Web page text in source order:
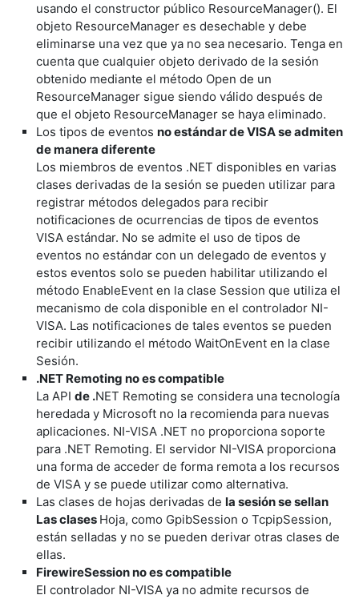
usando el constructor público ResourceManager(). El
objeto ResourceManager es desechable y debe
eliminarse una vez que ya no sea necesario. Tenga en
cuenta que cualquier objeto derivado de la sesión
obtenido mediante el método Open de un
ResourceManager sigue siendo válido después de
que el objeto ResourceManager se haya eliminado.
Los tipos de eventos no estándar de VISA se admiten
de manera diferente
Los miembros de eventos .NET disponibles en varias
clases derivadas de la sesión se pueden utilizar para
registrar métodos delegados para recibir
notificaciones de ocurrencias de tipos de eventos
VISA estándar. No se admite el uso de tipos de
eventos no estándar con un delegado de eventos y
estos eventos solo se pueden habilitar utilizando el
método EnableEvent en la clase Session que utiliza el
mecanismo de cola disponible en el controlador NI-
VISA. Las notificaciones de tales eventos se pueden
recibir utilizando el método WaitOnEvent en la clase
Sesión.
.NET Remoting no es compatible
La API de .NET Remoting se considera una tecnología
heredada y Microsoft no la recomienda para nuevas
aplicaciones. NI-VISA .NET no proporciona soporte
para .NET Remoting. El servidor NI-VISA proporciona
una forma de acceder de forma remota a los recursos
de VISA y se puede utilizar como alternativa.
Las clases de hojas derivadas de la sesión se sellan
Las clases Hoja, como GpibSession o TcpipSession,
están selladas y no se pueden derivar otras clases de
ellas.
FirewireSession no es compatible
El controlador NI-VISA ya no admite recursos de